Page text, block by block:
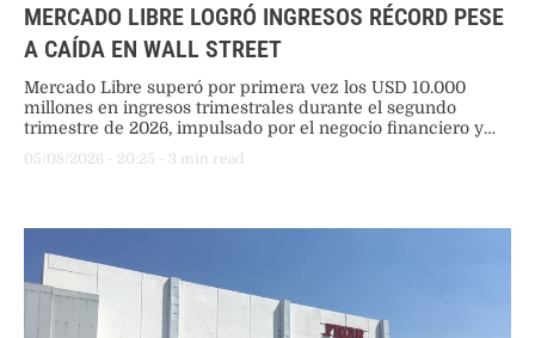
MERCADO LIBRE LOGRÓ INGRESOS RÉCORD PESE
A CAÍDA EN WALL STREET
Mercado Libre superó por primera vez los USD 10.000
millones en ingresos trimestrales durante el segundo
trimestre de 2026, impulsado por el negocio financiero y
provocó bajas en sus acciones.
05/08/2026 - 20:25 - 3 min read